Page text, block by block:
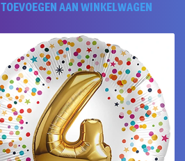
TOEVOEGEN AAN WINKELWAGEN